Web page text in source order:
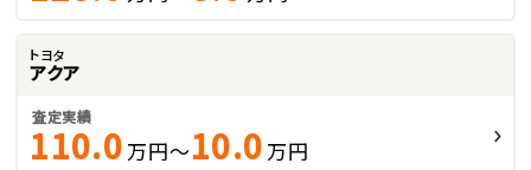
トヨタ
アクア
査定実績
110.0 万円～10.0 万円